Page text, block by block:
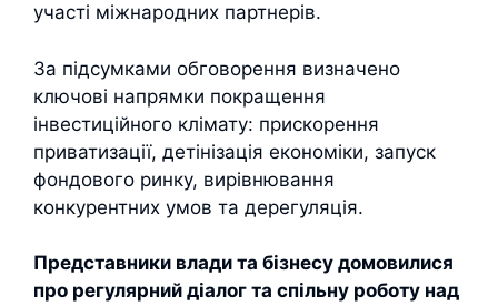
участі міжнародних партнерів.
За підсумками обговорення визначено
ключові напрямки покращення
інвестиційного клімату: прискорення
приватизації, детінізація економіки, запуск
фондового ринку, вирівнювання
конкурентних умов та дерегуляція.
Представники влади та бізнесу домовилися
про регулярний діалог та спільну роботу над